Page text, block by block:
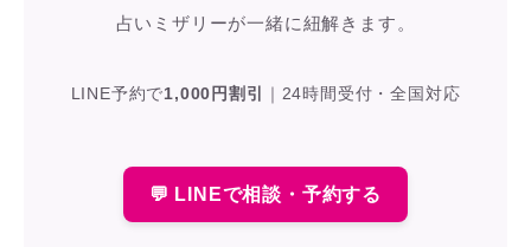
占いミザリーが一緒に紐解きます。
LINE予約で1,000円割引 ｜ 24時間受付・全国対応
💬 LINEで相談・予約する